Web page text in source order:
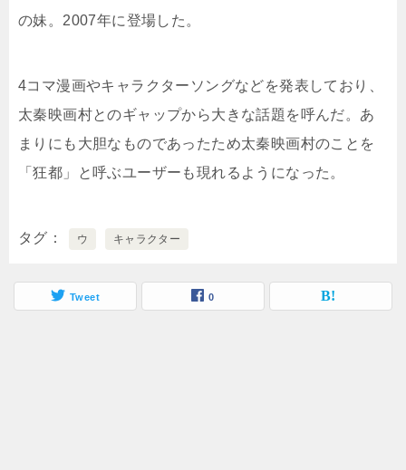
の妹。2007年に登場した。
4コマ漫画やキャラクターソングなどを発表しており、
太秦映画村とのギャップから大きな話題を呼んだ。あ
まりにも大胆なものであったため太秦映画村のことを
「狂都」と呼ぶユーザーも現れるようになった。
タグ ウ キャラクター
Tweet 0